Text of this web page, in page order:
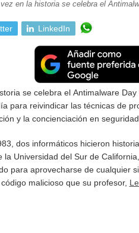
en la historia se celebra el
LinkedIn
se celebra el Antimalware
para reivindicar las técnicas de
y la concienciación en seguridad.
dos informáticos hicieron historia.
la Universidad del Sur de
para aprovecharse de cualquier
malicioso que su profesor,